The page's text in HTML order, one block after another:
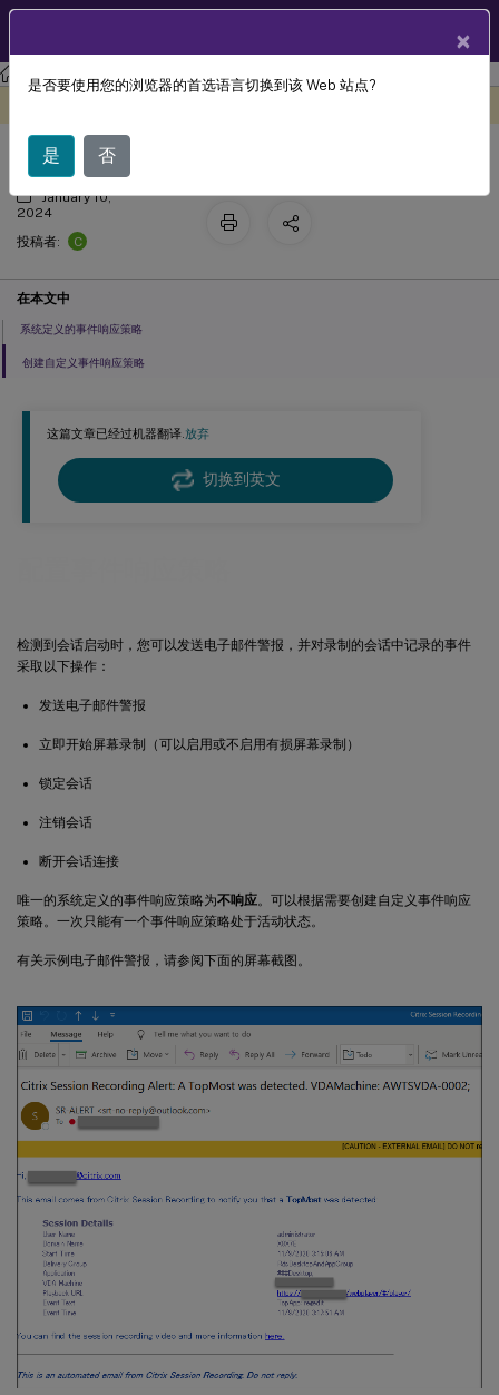
Session Recording Session Recording 2308
这篇文章已经过机器翻译.放弃
切换到英文
检测到会话启动时，您可以发送电子邮件警报，并对录制的会话中记录的事件
采取以下操作：
发送电子邮件警报
立即开始屏幕录制（可以启用或不启用有损屏幕录制）
锁定会话
注销会话
断开会话连接
唯一的系统定义的事件响应策略为不响应。可以根据需要创建自定义事件响应
策略。一次只能有一个事件响应策略处于活动状态。
有关示例电子邮件警报，请参阅下面的屏幕截图。
配置事件响应策略
January 10,
2024
投稿者:
C
在本文中
系统定义的事件响应策略
创建自定义事件响应策略
×
是否要使用您的浏览器的首选语言切换到该 Web 站点?
是 否